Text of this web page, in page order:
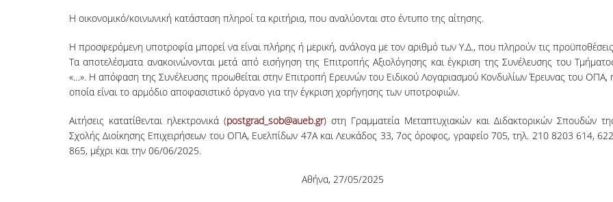
Η οικονομικό/κοινωνική κατάσταση πληροί τα κριτήρια, που αναλύονται στο έντυπο της αίτησης.
Η προσφερόμενη υποτροφία μπορεί να είναι πλήρης ή μερική, ανάλογα με τον αριθμό των Υ.Δ., που πληρούν τις
Τα αποτελέσματα ανακοινώνονται μετά από εισήγηση της Επιτροπής Αξιολόγησης και έγκριση της Συνέλευσης του
«…». Η απόφαση της Συνέλευσης προωθείται στην Επιτροπή Ερευνών του Ειδικού Λογαριασμού Κονδυλίων Έρευνας του ΟΠΑ,
οποία είναι το αρμόδιο αποφασιστικό όργανο για την έγκριση χορήγησης των υποτροφιών.
Αιτήσεις κατατίθενται ηλεκτρονικά (postgrad_sob@aueb.gr) στη Γραμματεία Μεταπτυχιακών και Διδακτορικών Σπουδών
Σχολής Διοίκησης Επιχειρήσεων του ΟΠΑ, Ευελπίδων 47Α και Λευκάδος 33, 7ος όροφος, γραφείο 705, τηλ. 210 8203 614,
865, μέχρι και την 06/06/2025.
Αθήνα, 27/05/2025